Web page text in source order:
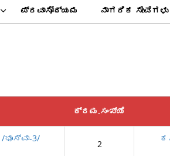
ಪ್ರವಾಸೋದ್ಯಮ ನಾಗರಿಕ ಸೇವೆಗಳು
ಕ್ರಮ.ಸಂಖ್ಯೆ
3/
2